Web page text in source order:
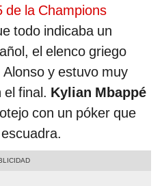
de la Champions
todo indicaba un
el elenco griego
y estuvo muy
final. Kylian Mbappé
con un póker que